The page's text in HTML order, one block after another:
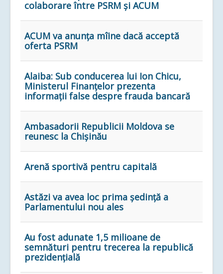
colaborare între PSRM și ACUM
ACUM va anunța mîine dacă acceptă
oferta PSRM
Alaiba: Sub conducerea lui Ion Chicu,
Ministerul Finanțelor prezenta
informații false despre frauda bancară
Ambasadorii Republicii Moldova se
reunesc la Chișinău
Arenă sportivă pentru capitală
Astăzi va avea loc prima ședință a
Parlamentului nou ales
Au fost adunate 1,5 milioane de
semnături pentru trecerea la republică
prezidențială